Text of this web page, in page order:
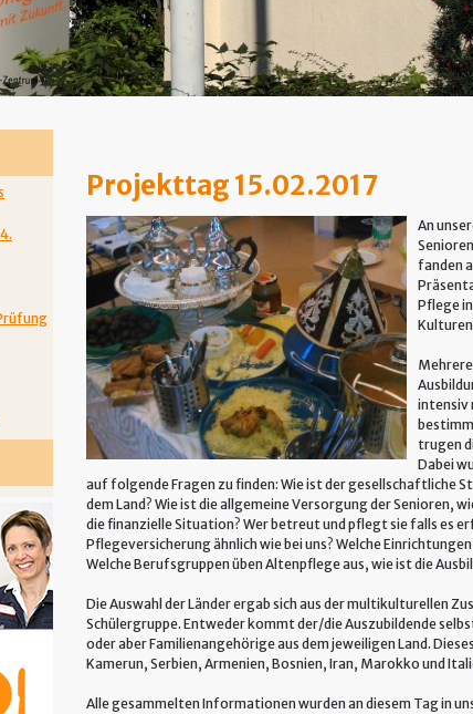
Projekttag 15.02.2017
An
fanden
Pflege
intensiv
trugen
Dabei
auf folgende Fragen zu finden: Wie ist der gesellschaftliche
dem Land? Wie ist die allgemeine Versorgung der Senioren,
die finanzielle Situation? Wer betreut und pflegt sie falls es
Pflegeversicherung ähnlich wie bei uns? Welche
Welche Berufsgruppen üben Altenpflege aus, wie ist die
Die Auswahl der Länder ergab sich aus der multikulturellen
Schülergruppe. Entweder kommt der/die Auszubildende
oder aber Familienangehörige aus dem jeweiligen Land.
Kamerun, Serbien, Armenien, Bosnien, Iran, Marokko und
Alle gesammelten Informationen wurden an diesem Tag in